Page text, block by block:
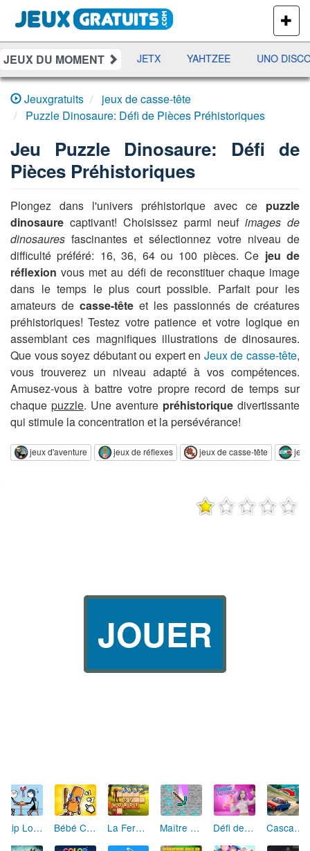
PLUS
DE
JEUX
JEUX DU MOMENT
DAMES RAMI JETX YAHTZEE UNO DISCO
Jeuxgratuits
jeux de casse-tête
Puzzle Dinosaure: Défi de Pièces Préhistoriques
Jeu Puzzle Dinosaure: Défi de
Pièces Préhistoriques
Plongez dans l'univers préhistorique avec ce puzzle
dinosaure captivant! Choisissez parmi neufimages de
dinosaures fascinantes et sélectionnez votre niveau de
difficulté préféré: 16, 36, 64 ou 100 pièces. Ce jeu de
réflexion vous met au défi de reconstituer chaque image
dans le temps le plus court possible. Parfait pour les
amateurs de casse-tête et les passionnés de créatures
préhistoriques! Testez votre patience et votre logique en
assemblant ces magnifiques illustrations de dinosaures.
Que vous soyez débutant ou expert en Jeux de casse-tête,
vous trouverez un niveau adapté à vos compétences.
Amusez-vous à battre votre propre record de temps sur
chaque puzzle. Une aventure préhistorique divertissante
qui stimule la concentration et la persévérance!
jeux d'aventure jeux de réflexes jeux de casse-tête
JOUER
Skip Love: L'Amour en Péril Bébé Clic Italien: La Folie des Petits Bambins La Ferme des Mots - Cultivez votre Vocabulaire Maître de la Destruction: Fusion de Pioches Défi de Mode: Star du Podium Cascades Folles 3D